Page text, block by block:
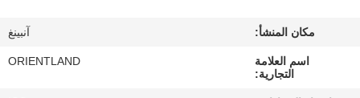
مراقبة
الجودة
مكان المنشأ: آنبينغ
اسم العلامة
التجارية:
ORIENTLAND